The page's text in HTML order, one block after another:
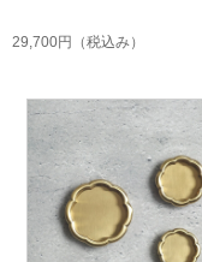
29,700円 （税込み）